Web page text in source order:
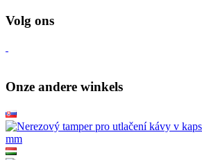
Volg ons
Onze andere winkels